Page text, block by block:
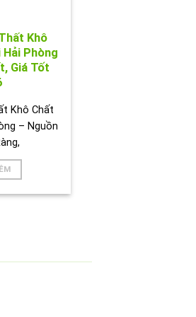
Khô
Phòng
Giá Tốt
Khô Chất
– Nguồn